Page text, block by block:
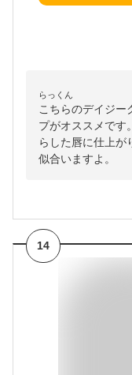
らっくん
こちらのデイジー
プがオススメです
らした唇に仕上が
似合いますよ。
14